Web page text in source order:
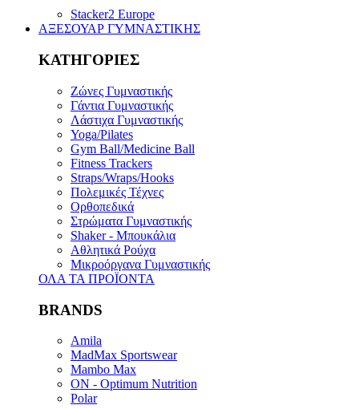
Stacker2 Europe
ΑΞΕΣΟΥΑΡ ΓΥΜΝΑΣΤΙΚΗΣ
ΚΑΤΗΓΟΡΙΕΣ
Ζώνες Γυμναστικής
Γάντια Γυμναστικής
Λάστιχα Γυμναστικής
Yoga/Pilates
Gym Ball/Medicine Ball
Fitness Trackers
Straps/Wraps/Hooks
Πολεμικές Τέχνες
Ορθοπεδικά
Στρώματα Γυμναστικής
Shaker - Μπουκάλια
Αθλητικά Ρούχα
Μικροόργανα Γυμναστικής
ΟΛΑ ΤΑ ΠΡΟΪΟΝΤΑ
BRANDS
Amila
MadMax Sportswear
Mambo Max
ON - Optimum Nutrition
Polar